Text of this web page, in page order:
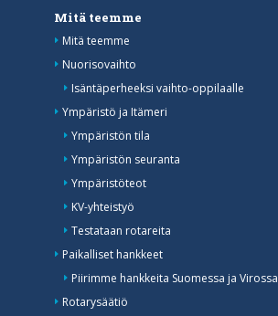
Mitä teemme
Mitä teemme
Nuorisovaihto
Isäntäperheeksi vaihto-oppilaalle
Ympäristö ja Itämeri
Ympäristön tila
Ympäristön seuranta
Ympäristöteot
KV-yhteistyö
Testataan rotareita
Paikalliset hankkeet
Piirimme hankkeita Suomessa ja Virossa
Rotarysäätiö